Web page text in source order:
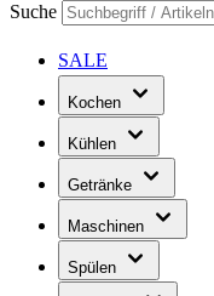
Suche
SALE
Kochen
Kühlen
Getränke
Maschinen
Spülen